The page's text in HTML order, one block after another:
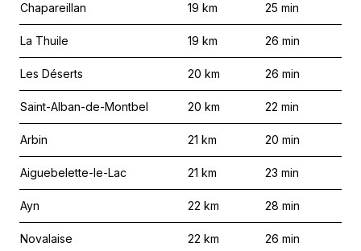
Chapareillan 19 km 25 min
La Thuile 19 km 26 min
Les Déserts 20 km 26 min
Saint-Alban-de-Montbel 20 km 22 min
Arbin 21 km 20 min
Aiguebelette-le-Lac 21 km 23 min
Ayn 22 km 28 min
Novalaise 22 km 26 min